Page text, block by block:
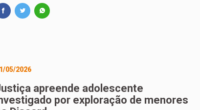
05/2026
apreende adolescente
por exploração de menores